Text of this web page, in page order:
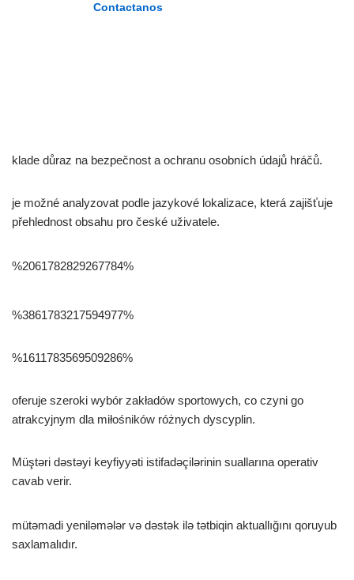
Contactanos
klade důraz na bezpečnost a ochranu osobních údajů hráčů.
je možné analyzovat podle jazykové lokalizace, která zajišťuje
přehlednost obsahu pro české uživatele.
%2061782829267784%
%3861783217594977%
%1611783569509286%
oferuje szeroki wybór zakładów sportowych, co czyni go
atrakcyjnym dla miłośników różnych dyscyplin.
Müştəri dəstəyi keyfiyyəti istifadəçilərinin suallarına operativ
cavab verir.
mütəmadi yeniləmələr və dəstək ilə tətbiqin aktuallığını qoruyub
saxlamalıdır.